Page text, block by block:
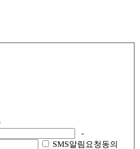
-
SMS알림요청동의